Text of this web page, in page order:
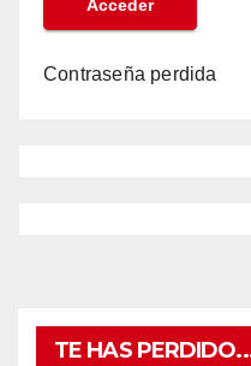
Contraseña perdida
TE HAS